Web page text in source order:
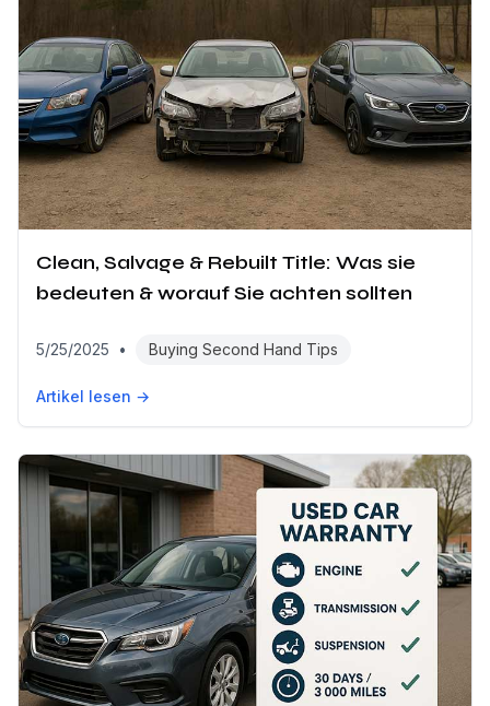
Clean, Salvage & Rebuilt Title: Was sie
bedeuten & worauf Sie achten sollten
5/25/2025 • Buying Second Hand Tips
Artikel lesen →